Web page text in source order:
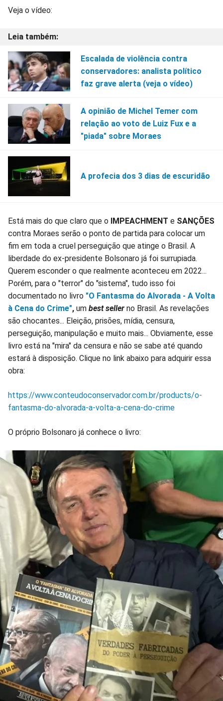
Veja o vídeo:
Escalada de violência contra
conservadores: analista político
faz grave alerta (veja o vídeo)
A opinião de Michel Temer com
relação ao voto de Luiz Fux e a
"piada" sobre Moraes
A profecia dos 3 dias de escuridão
Está mais do que claro que o IMPEACHMENT e SANÇÕES
contra Moraes serão o ponto de partida para colocar um
fim em toda a cruel perseguição que atinge o Brasil. A
liberdade do ex-presidente Bolsonaro já foi surrupiada.
Querem esconder o que realmente aconteceu em 2022...
Porém, para o "terror" do "sistema", tudo isso foi
documentado no livro "O Fantasma do Alvorada - A Volta
à Cena do Crime", um best seller no Brasil. As revelações
são chocantes... Eleição, prisões, mídia, censura,
perseguição, manipulação e muito mais... Obviamente, esse
livro está na "mira" da censura e não se sabe até quando
estará à disposição. Clique no link abaixo para adquirir essa
obra:
https://www.conteudoconservador.com.br/products/o-
fantasma-do-alvorada-a-volta-a-cena-do-crime
O próprio Bolsonaro já conhece o livro: